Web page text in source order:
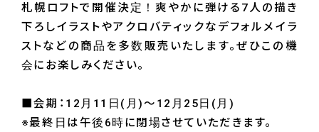
札幌ロフトで開催決定！爽やかに弾ける7人の描き
下ろしイラストやアクロバティックなデフォルメイラ
ストなどの商品を多数販売いたします。ぜひこの機
会にお楽しみください。
■会期：12月11日(月)～12月25日(月)
※最終日は午後6時に閉場させていただきます。